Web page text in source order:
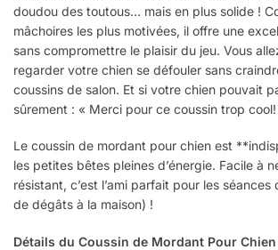
doudou des toutous… mais en plus solide !
mâchoires les plus motivées, il offre une
sans compromettre le plaisir du jeu. Vous
regarder votre chien se défouler sans
coussins de salon. Et si votre chien pouvait
sûrement : « Merci pour ce coussin trop
Le coussin de mordant pour chien est
les petites bêtes pleines d’énergie. Facile à
résistant, c’est l’ami parfait pour les
de dégâts à la maison) !
Détails du Coussin de Mordant Pour Chien